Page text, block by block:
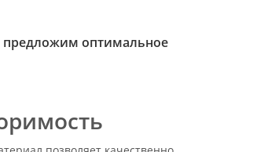
предложим оптимальное